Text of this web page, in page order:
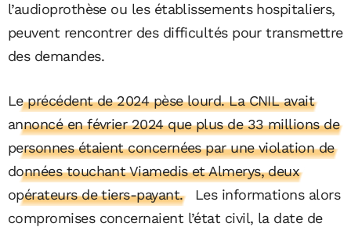
l’audioprothèse ou les établissements hospitaliers,
peuvent rencontrer des difficultés pour transmettre
des demandes.
Le précédent de 2024 pèse lourd. La CNIL avait
annoncé en février 2024 que plus de 33 millions de
personnes étaient concernées par une violation de
données touchant Viamedis et Almerys, deux
opérateurs de tiers-payant.
Les informations alors
compromises concernaient l’état civil, la date de